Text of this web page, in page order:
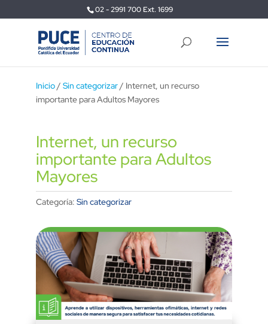
02 - 2991 700 Ext. 1699
Inicio/ Sin categorizar/ Internet, un recurso
importante para Adultos Mayores
Internet, un recurso
importante para Adultos
Mayores
Categoría: Sin categorizar